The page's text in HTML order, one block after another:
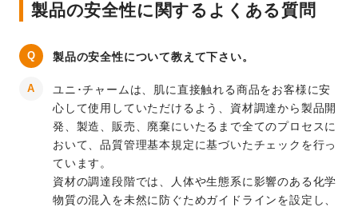
製品の安全性に関するよくある質問
製品の安全性について教えて下さい。
ユニ･チャームは、肌に直接触れる商品をお客様に安
心して使用していただけるよう、資材調達から製品開
発、製造、販売、廃棄にいたるまで全てのプロセスに
おいて、品質管理基本規定に基づいたチェックを行っ
ています。
資材の調達段階では、人体や生態系に影響のある化学
物質の混入を未然に防ぐためガイドラインを設定し、